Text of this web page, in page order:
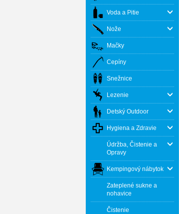
Voda a Pitie
Nože
Mačky
Cepíny
Snežnice
Lezenie
Detský Outdoor
Hygiena a Zdravie
Údržba, Čistenie a
Opravy
Kempingový nábytok
Zateplené sukne a
nohavice
Čistenie